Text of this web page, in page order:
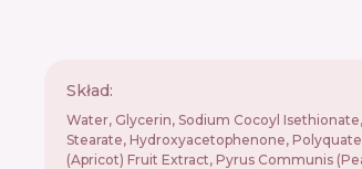
Skład:
Water, Glycerin, Sodium Cocoyl
Stearate, Hydroxyacetophenone,
(Apricot) Fruit Extract, Pyrus Communis